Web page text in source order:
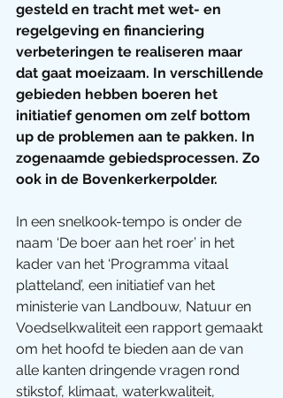
gesteld en tracht met wet- en
regelgeving en financiering
verbeteringen te realiseren maar
dat gaat moeizaam. In verschillende
gebieden hebben boeren het
initiatief genomen om zelf bottom
up de problemen aan te pakken. In
zogenaamde gebiedsprocessen. Zo
ook in de Bovenkerkerpolder.
In een snelkook-tempo is onder de
naam ‘De boer aan het roer’ in het
kader van het ‘Programma vitaal
platteland’, een initiatief van het
ministerie van Landbouw, Natuur en
Voedselkwaliteit een rapport gemaakt
om het hoofd te bieden aan de van
alle kanten dringende vragen rond
stikstof, klimaat, waterkwaliteit,